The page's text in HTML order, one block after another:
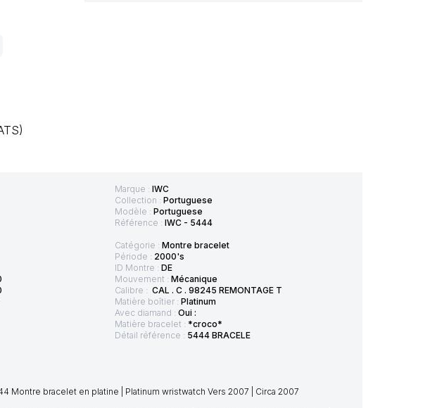
Marque : IWC
Collection : Portuguese
Modèle : Portuguese
Référence : IWC - 5444
Catégorie : Montre bracelet
Période : 2000's
ID Montre : DE
Mouvement : Mécanique
Calibre : CAL . C . 98245 REMONTAGE T
Matière boîtier : Platinum
Avec diamand : Oui :
Matière bracelet : *croco*
Détail référence : 5444 BRACELE
Montre bracelet en platine | Platinum wristwatch Vers 2007 | Circa 2007